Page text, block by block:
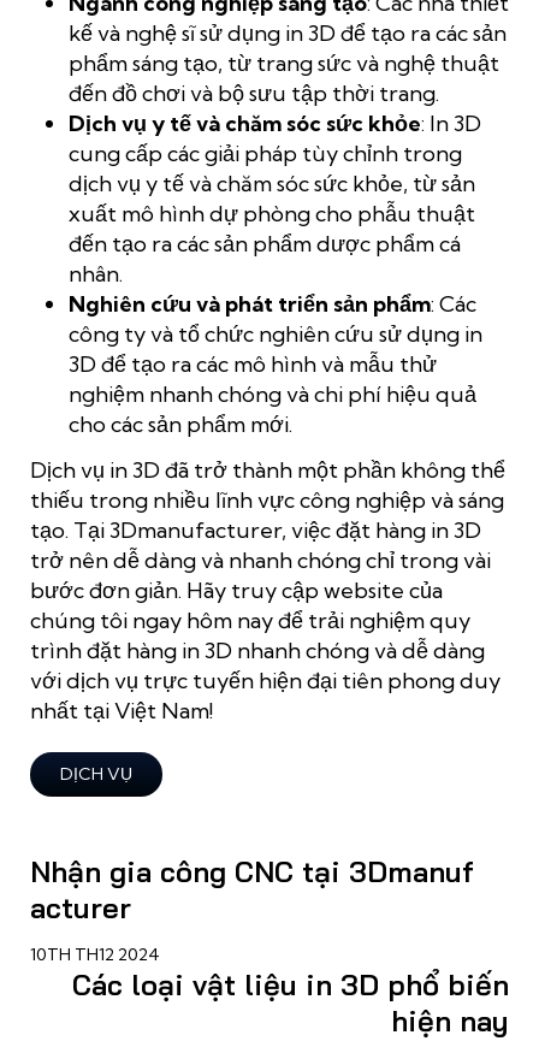
kế và nghệ sĩ sử dụng in 3D để tạo ra các sản
phẩm sáng tạo, từ trang sức và nghệ thuật
đến đồ chơi và bộ sưu tập thời trang.
Dịch vụ y tế và chăm sóc sức khỏe: In 3D
cung cấp các giải pháp tùy chỉnh trong
dịch vụ y tế và chăm sóc sức khỏe, từ sản
xuất mô hình dự phòng cho phẫu thuật
đến tạo ra các sản phẩm dược phẩm cá
nhân.
Nghiên cứu và phát triển sản phẩm: Các
công ty và tổ chức nghiên cứu sử dụng in
3D để tạo ra các mô hình và mẫu thử
nghiệm nhanh chóng và chi phí hiệu quả
cho các sản phẩm mới.
Dịch vụ in 3D đã trở thành một phần không thể
thiếu trong nhiều lĩnh vực công nghiệp và sáng
tạo. Tại 3Dmanufacturer, việc đặt hàng in 3D
trở nên dễ dàng và nhanh chóng chỉ trong vài
bước đơn giản. Hãy truy cập website của
chúng tôi ngay hôm nay để trải nghiệm quy
trình đặt hàng in 3D nhanh chóng và dễ dàng
với dịch vụ trực tuyến hiện đại tiên phong duy
nhất tại Việt Nam!
DỊCH VỤ
Nhận gia công CNC tại 3Dmanuf
acturer
10TH TH12 2024
Các loại vật liệu in 3D phổ biến
hiện nay